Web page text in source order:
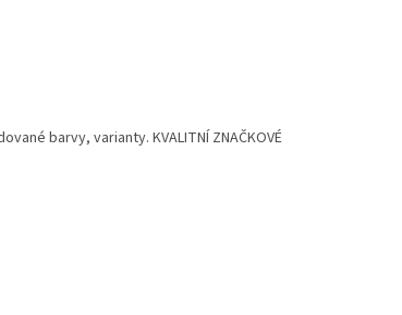
barvy, varianty. KVALITNÍ ZNAČKOVÉ